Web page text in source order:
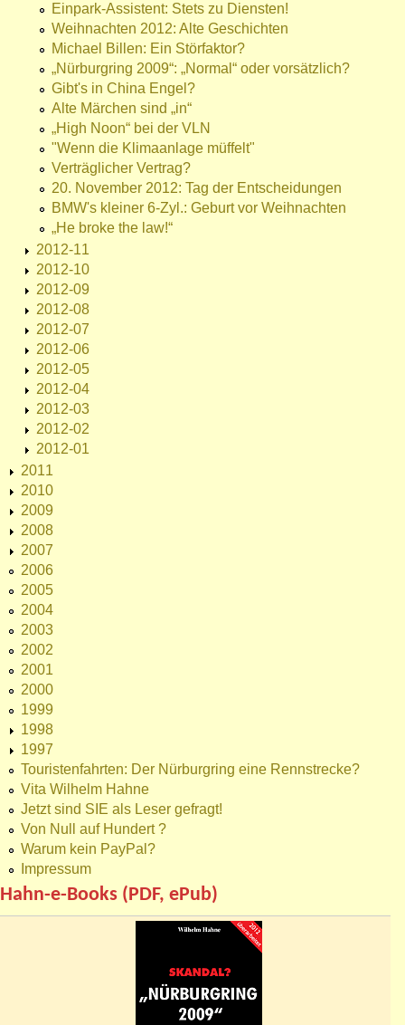
Einpark-Assistent: Stets zu Diensten!
Weihnachten 2012: Alte Geschichten
Michael Billen: Ein Störfaktor?
„Nürburgring 2009“: „Normal“ oder vorsätzlich?
Gibt's in China Engel?
Alte Märchen sind „in“
„High Noon“ bei der VLN
"Wenn die Klimaanlage müffelt"
Verträglicher Vertrag?
20. November 2012: Tag der Entscheidungen
BMW's kleiner 6-Zyl.: Geburt vor Weihnachten
„He broke the law!“
2012-11
2012-10
2012-09
2012-08
2012-07
2012-06
2012-05
2012-04
2012-03
2012-02
2012-01
2011
2010
2009
2008
2007
2006
2005
2004
2003
2002
2001
2000
1999
1998
1997
Touristenfahrten: Der Nürburgring eine Rennstrecke?
Vita Wilhelm Hahne
Jetzt sind SIE als Leser gefragt!
Von Null auf Hundert ?
Warum kein PayPal?
Impressum
Hahn-e-Books (PDF, ePub)